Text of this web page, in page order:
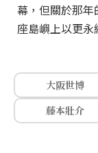
幕，但關於那
座島嶼上以更永
大阪世博
藤本壯介